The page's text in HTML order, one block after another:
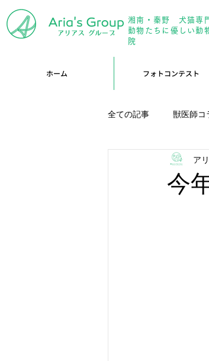
湘南・秦野 犬猫専
動物たちに優しい動
院
ホーム フォトコンテスト
全ての記事 獣医師コ
アリーブログ
今
ア